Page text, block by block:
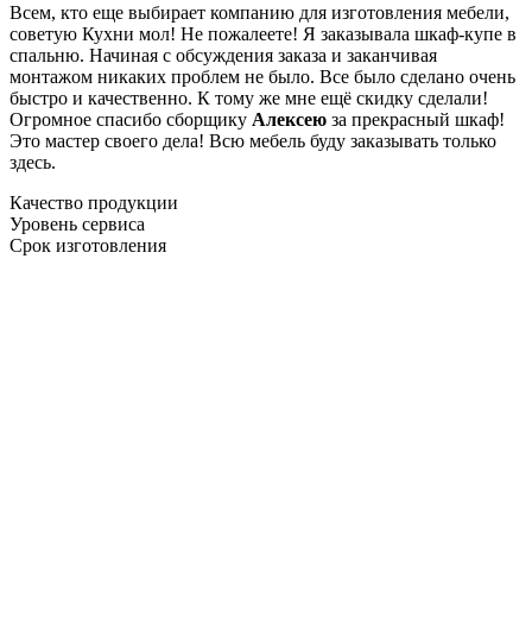
Всем, кто еще выбирает компанию для изготовления мебели,
советую Кухни мол! Не пожалеете! Я заказывала шкаф-купе в
спальню. Начиная с обсуждения заказа и заканчивая
монтажом никаких проблем не было. Все было сделано очень
быстро и качественно. К тому же мне ещё скидку сделали!
Огромное спасибо сборщику Алексею за прекрасный шкаф!
Это мастер своего дела! Всю мебель буду заказывать только
здесь.
Качество продукции
Уровень сервиса
Срок изготовления